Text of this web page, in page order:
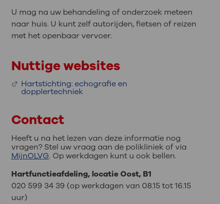
U mag na uw behandeling of onderzoek meteen
naar huis. U kunt zelf autorijden, fietsen of reizen
met het openbaar vervoer.
Nuttige websites
Hartstichting: echografie en
dopplertechniek
Contact
Heeft u na het lezen van deze informatie nog
vragen? Stel uw vraag aan de polikliniek of via
MijnOLVG. Op werkdagen kunt u ook bellen.
Hartfunctieafdeling, locatie Oost, B1
020 599 34 39 (op werkdagen van 08.15 tot 16.15
uur)